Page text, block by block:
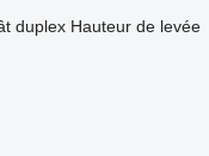
duplex Hauteur de levée